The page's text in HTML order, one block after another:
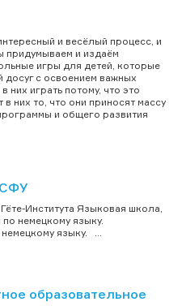
и весёлый процесс, и
придумываем и издаём
игры для детей, которые
досуг с освоением важных
них играть потому, что это
них то, что они приносят массу
и общего развития
СФУ
Института Языковая школа,
немецкому языку.
языку. ...
образовательное